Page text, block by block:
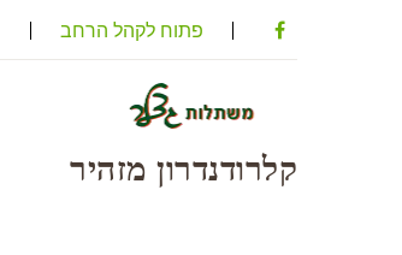
פתוח לקהל הרחב
קלרודנדרון מזהיר